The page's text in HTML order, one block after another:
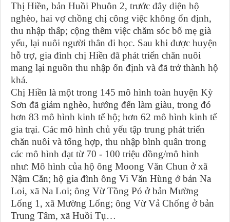
Thị Hiền, bản Huồi Phuôn 2, trước đây diện hộ
nghèo, hai vợ chồng chị công việc không ổn định,
thu nhập thấp; cộng thêm việc chăm sóc bố mẹ già
yếu, lại nuôi người thân đi học. Sau khi được huyện
hỗ trợ, gia đình chị Hiền đã phát triển chăn nuôi
mang lại nguồn thu nhập ổn định và đã trở thành hộ
khá.
Chị Hiền là một trong 145 mô hình toàn huyện Kỳ
Sơn đã giảm nghèo, hướng đến làm giàu, trong đó
hơn 83 mô hình kinh tế hộ; hơn 62 mô hình kinh tế
gia trại. Các mô hình chủ yếu tập trung phát triển
chăn nuôi và tổng hợp, thu nhập bình quân trong
các mô hình đạt từ 70 - 100 triệu đồng/mô hình
như: Mô hình của hộ ông Moong Văn Chun ở xã
Nậm Cắn; hộ gia đình ông Vi Văn Hùng ở bản Na
Loi, xã Na Loi; ông Vừ Tồng Pó ở bản Mường
Lống 1, xã Mường Lống; ông Vừ Vả Chống ở bản
Trung Tâm, xã Huồi Tụ…